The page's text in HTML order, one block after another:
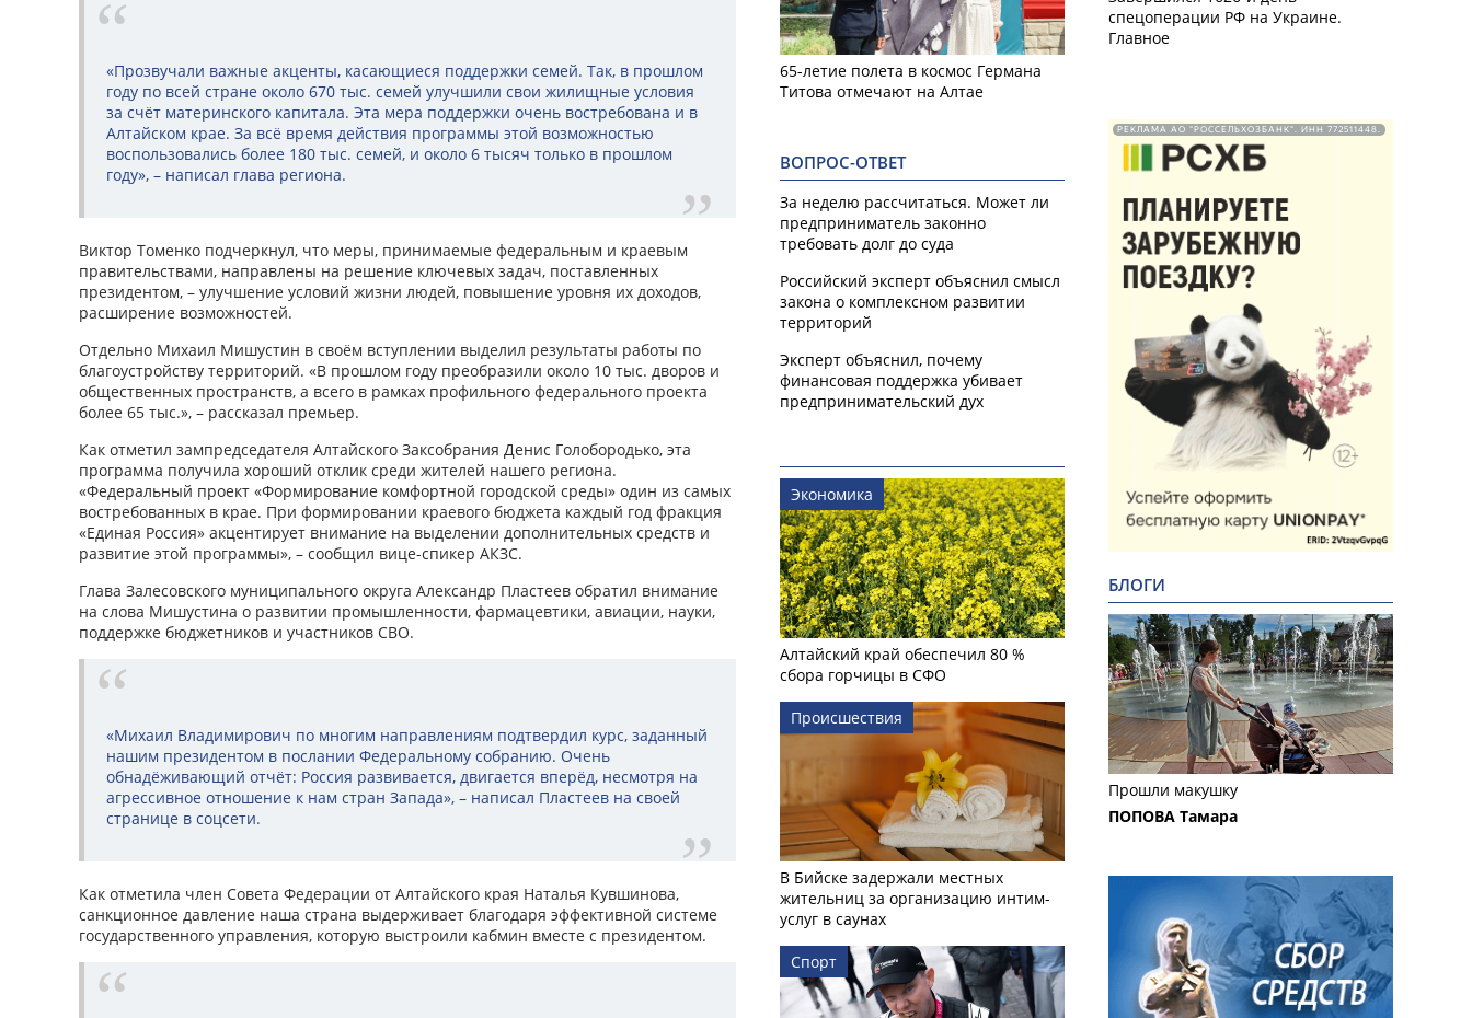
«Прозвучали важные акценты, касающиеся поддержки семей. Так, в прошлом
году по всей стране около 670 тыс. семей улучшили свои жилищные условия
за счёт материнского капитала. Эта мера поддержки очень востребована и в
Алтайском крае. За всё время действия программы этой возможностью
воспользовались более 180 тыс. семей, и около 6 тысяч только в прошлом
году», – написал глава региона.
Виктор Томенко подчеркнул, что меры, принимаемые федеральным и краевым
правительствами, направлены на решение ключевых задач, поставленных
президентом, – улучшение условий жизни людей, повышение уровня их доходов,
расширение возможностей.
Отдельно Михаил Мишустин в своём вступлении выделил результаты работы по
благоустройству территорий. «В прошлом году преобразили около 10 тыс. дворов и
общественных пространств, а всего в рамках профильного федерального проекта
более 65 тыс.», – рассказал премьер.
Как отметил зампредседателя Алтайского Заксобрания Денис Голобородько, эта
программа получила хороший отклик среди жителей нашего региона.
«Федеральный проект «Формирование комфортной городской среды» один из самых
востребованных в крае. При формировании краевого бюджета каждый год фракция
«Единая Россия» акцентирует внимание на выделении дополнительных средств и
развитие этой программы», – сообщил вице-спикер АКЗС.
Глава Залесовского муниципального округа Александр Пластеев обратил внимание
на слова Мишустина о развитии промышленности, фармацевтики, авиации, науки,
поддержке бюджетников и участников СВО.
«Михаил Владимирович по многим направлениям подтвердил курс, заданный
нашим президентом в послании Федеральному собранию. Очень
обнадёживающий отчёт: Россия развивается, двигается вперёд, несмотря на
агрессивное отношение к нам стран Запада», – написал Пластеев на своей
странице в соцсети.
Как отметила член Совета Федерации от Алтайского края Наталья Кувшинова,
санкционное давление наша страна выдерживает благодаря эффективной системе
государственного управления, которую выстроили кабмин вместе с президентом.
65-летие полета в космос Германа
Титова отмечают на Алтае
ВОПРОС-ОТВЕТ
За неделю рассчитаться. Может ли
предприниматель законно
требовать долг до суда
Российский эксперт объяснил смысл
закона о комплексном развитии
территорий
Эксперт объяснил, почему
финансовая поддержка убивает
предпринимательский дух
Экономика
Алтайский край обеспечил 80 %
сбора горчицы в СФО
Происшествия
В Бийске задержали местных
жительниц за организацию интим-
услуг в саунах
Спорт
спецоперации РФ на Украине.
Главное
РЕКЛАМА АО "РОССЕЛЬХОЗБАНК". ИНН 772511448.
БЛОГИ
Прошли макушку
ПОПОВА Тамара